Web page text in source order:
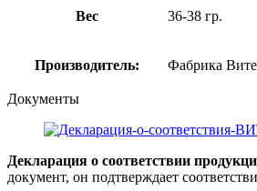
Вес 36-38 гр.
Производитель: Фабрика
Документы
Декларация о соответствии
документ, он подтверждает